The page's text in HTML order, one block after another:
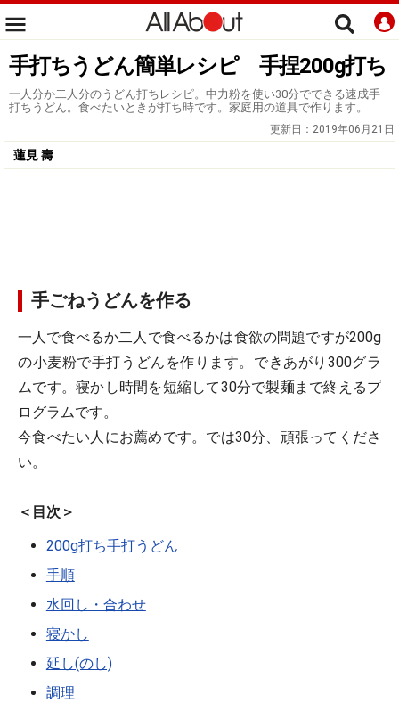
手打ちうどん簡単レシピ 手捏200g打ち
一人分か二人分のうどん打ちレシピ。中力粉を使い30分でできる速成手
打ちうどん。食べたいときが打ち時です。家庭用の道具で作ります。
更新日： 2019年06月21日
蓮見 壽
手ごねうどんを作る
一人で食べるか二人で食べるかは食欲の問題ですが200g
の小麦粉で手打うどんを作ります。できあがり300グラ
ムです。寝かし時間を短縮して30分で製麺まで終えるプ
ログラムです。
今食べたい人にお薦めです。では30分、頑張ってくださ
い。
＜目次＞
200g打ち手打うどん
手順
水回し・合わせ
寝かし
延し(のし)
調理